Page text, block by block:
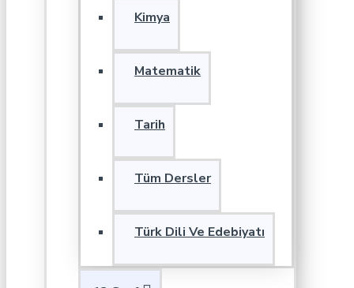
Kimya
Matematik
Tarih
Tüm Dersler
Türk Dili Ve Edebiyatı